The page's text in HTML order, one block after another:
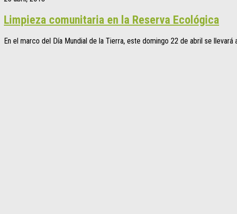
Limpieza comunitaria en la Reserva Ecológica
En el marco del Día Mundial de la Tierra, este domingo 22 de abril se